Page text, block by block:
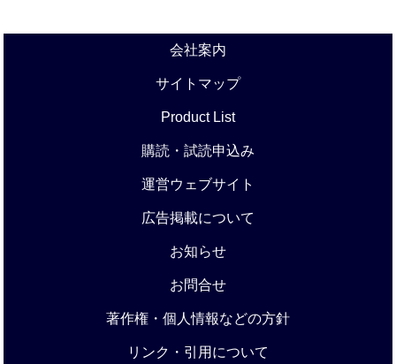
会社案内
サイトマップ
Product List
購読・試読申込み
運営ウェブサイト
広告掲載について
お知らせ
お問合せ
著作権・個人情報などの方針
リンク・引用について